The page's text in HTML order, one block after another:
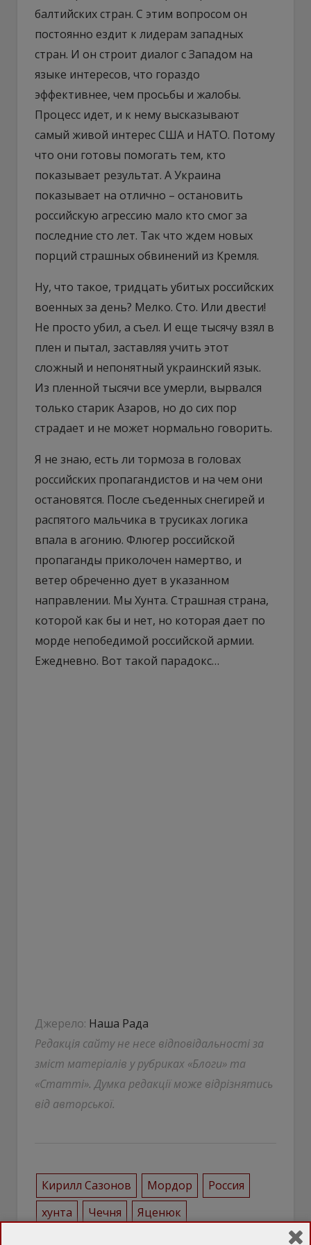
балтийских стран. С этим вопросом он
постоянно ездит к лидерам западных
стран. И он строит диалог с Западом на
языке интересов, что гораздо
эффективнее, чем просьбы и жалобы.
Процесс идет, и к нему высказывают
самый живой интерес США и НАТО. Потому
что они готовы помогать тем, кто
показывает результат. А Украина
показывает на отлично – остановить
российскую агрессию мало кто смог за
последние сто лет. Так что ждем новых
порций страшных обвинений из Кремля.
Ну, что такое, тридцать убитых российских
военных за день? Мелко. Сто. Или двести!
Не просто убил, а съел. И еще тысячу взял в
плен и пытал, заставляя учить этот
сложный и непонятный украинский язык.
Из пленной тысячи все умерли, вырвался
только старик Азаров, но до сих пор
страдает и не может нормально говорить.
Я не знаю, есть ли тормоза в головах
российских пропагандистов и на чем они
остановятся. После съеденных снегирей и
распятого мальчика в трусиках логика
впала в агонию. Флюгер российской
пропаганды приколочен намертво, и
ветер обреченно дует в указанном
направлении. Мы Хунта. Страшная страна,
которой как бы и нет, но которая дает по
морде непобедимой российской армии.
Ежедневно. Вот такой парадокс…
Джерело: Наша Рада
Редакція сайту не несе відповідальності за
зміст матеріалів у рубриках «Блоги» та
«Статті». Думка редакції може відрізнятись
від авторської.
Кирилл Сазонов Мордор
Россия
хунта
Чечня Яценюк